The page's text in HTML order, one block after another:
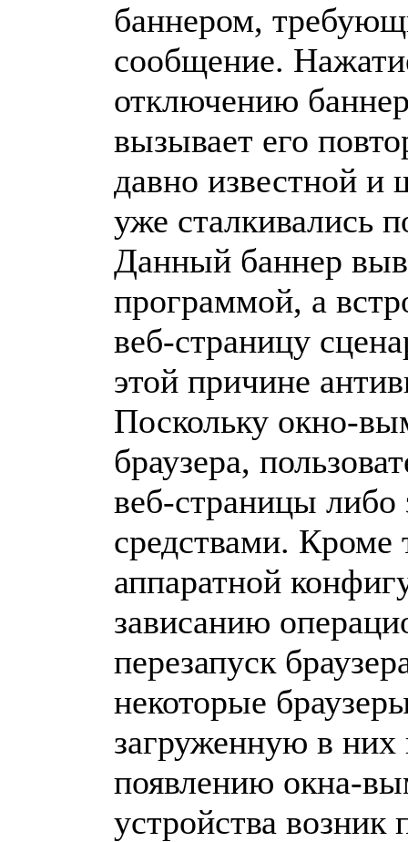
баннером,
сообщение.
отключению
вызывает его
давно известной и
уже сталкивались
Данный баннер
программой, а
веб-страницу
этой причине
Поскольку окно-
браузера,
веб-страницы либо
средствами. Кроме
аппаратной
зависанию
перезапуск
некоторые
загруженную в них
появлению окна-
устройства